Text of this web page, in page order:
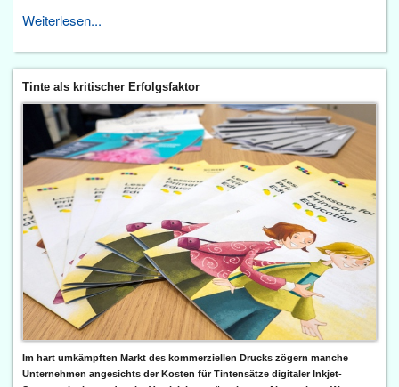
Weiterlesen...
Tinte als kritischer Erfolgsfaktor
Im hart umkämpften Markt des kommerziellen Drucks zögern manche
Unternehmen angesichts der Kosten für Tintensätze digitaler Inkjet-